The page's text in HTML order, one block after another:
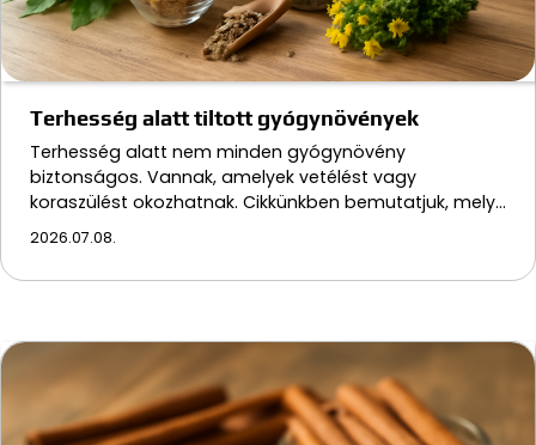
Terhesség alatt tiltott gyógynövények
Terhesség alatt nem minden gyógynövény
biztonságos. Vannak, amelyek vetélést vagy
koraszülést okozhatnak. Cikkünkben bemutatjuk, mely…
2026.07.08.